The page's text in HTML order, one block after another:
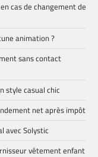
cas de changement de
animation ?
sans contact
style casual chic
net après impôt
avec Solystic
vêtement enfant